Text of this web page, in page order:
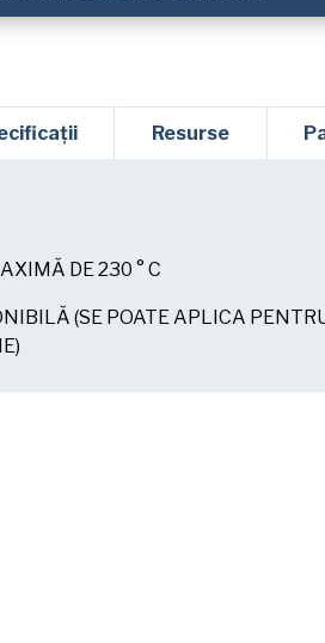
Resurse
DE 230 ° C
(SE POATE APLICA